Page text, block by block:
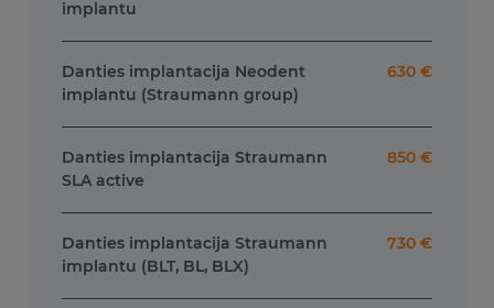
implantu
Danties implantacija Neodent
implantu (Straumann group)
630 €
Danties implantacija Straumann
SLA active
850 €
Danties implantacija Straumann
implantu (BLT, BL, BLX)
730 €